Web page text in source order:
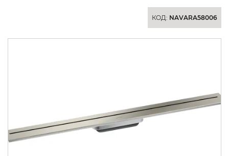
КОД: NAVARA58006